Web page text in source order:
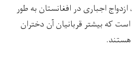
اجباری در افغانستان به طور
که بیشتر قربانیان آن دختران
هستند.